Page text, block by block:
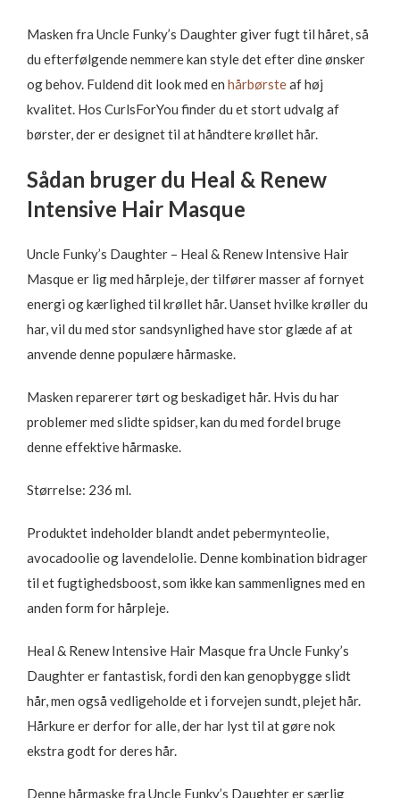
Masken fra Uncle Funky’s Daughter giver fugt til håret, så
du efterfølgende nemmere kan style det efter dine ønsker
og behov. Fuldend dit look med en hårbørsteaf høj
kvalitet. Hos CurlsForYou finder du et stort udvalg af
børster, der er designet til at håndtere krøllet hår.
Sådan bruger du Heal & Renew
Intensive Hair Masque
Uncle Funky’s Daughter – Heal & Renew Intensive Hair
Masque er lig med hårpleje, der tilfører masser af fornyet
energi og kærlighed til krøllet hår. Uanset hvilke krøller du
har, vil du med stor sandsynlighed have stor glæde af at
anvende denne populære hårmaske.
Masken reparerer tørt og beskadiget hår. Hvis du har
problemer med slidte spidser, kan du med fordel bruge
denne effektive hårmaske.
Størrelse: 236 ml.
Produktet indeholder blandt andet pebermynteolie,
avocadoolie og lavendelolie. Denne kombination bidrager
til et fugtighedsboost, som ikke kan sammenlignes med en
anden form for hårpleje.
Heal & Renew Intensive Hair Masque fra Uncle Funky’s
Daughter er fantastisk, fordi den kan genopbygge slidt
hår, men også vedligeholde et i forvejen sundt, plejet hår.
Hårkure er derfor for alle, der har lyst til at gøre nok
ekstra godt for deres hår.
Denne hårmaske fra Uncle Funky’s Daughter er særlig